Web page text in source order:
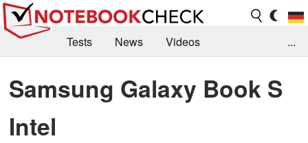
Tests News
Videos
Kaufberatung
Deals Suche
Jobs
Forum
...
Samsung Galaxy Book S
Intel